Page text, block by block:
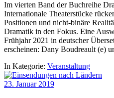
Im vierten Band der Buchreihe
Internationale Theaterstücke
Positionen und nicht-binäre
Dramatik in den Fokus. Eine
Frühjahr 2021 in deutscher
erscheinen: Dany Boudreault (e)
In Kategorie: Veranstaltung
23. Januar 2019